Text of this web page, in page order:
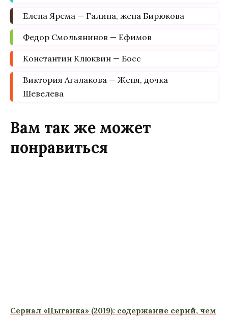
Елена Ярема — Галина, жена Бирюкова
Федор Смольянинов — Ефимов
Константин Клюквин — Босс
Виктория Агалакова — Женя, дочка
Шевелева
Вам так же может
понравиться
Сериал «Цыганка» (2019): содержание серий, чем